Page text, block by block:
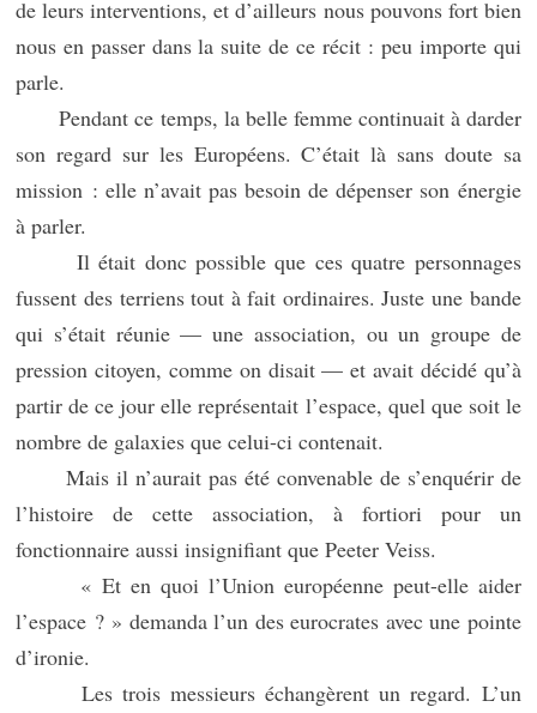
de leurs interventions, et d’ailleurs nous pouvons fort bien
nous en passer dans la suite de ce récit : peu importe qui
parle.
Pendant ce temps, la belle femme continuait à darder
son regard sur les Européens. C’était là sans doute sa
mission : elle n’avait pas besoin de dépenser son énergie
à parler.
Il était donc possible que ces quatre personnages
fussent des terriens tout à fait ordinaires. Juste une bande
qui s’était réunie — une association, ou un groupe de
pression citoyen, comme on disait — et avait décidé qu’à
partir de ce jour elle représentait l’espace, quel que soit le
nombre de galaxies que celui-ci contenait.
Mais il n’aurait pas été convenable de s’enquérir de
l’histoire de cette association, à fortiori pour un
fonctionnaire aussi insignifiant que Peeter Veiss.
« Et en quoi l’Union européenne peut-elle aider
l’espace ? » demanda l’un des eurocrates avec une pointe
d’ironie.
Les trois messieurs échangèrent un regard. L’un